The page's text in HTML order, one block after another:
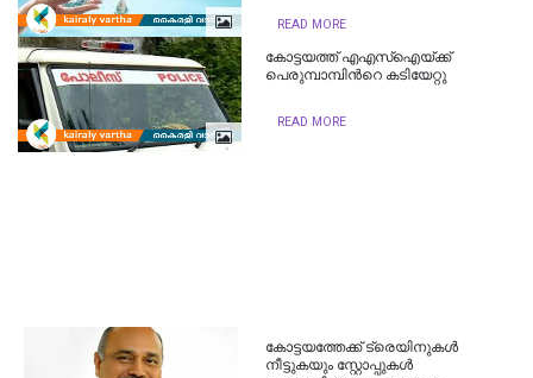
READ MORE
കോട്ടയത്ത് എഎസ്‌ഐയ്ക്ക്
പെരുമ്പാമ്പിന്‍റെ കടിയേറ്റു
READ MORE
കോട്ടയത്തേക്ക് ട്രെയിനുകൾ
നീട്ടുകയും സ്റ്റോപ്പുകൾ